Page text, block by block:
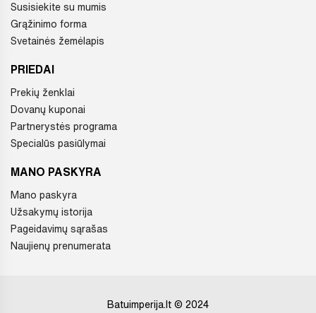
Susisiekite su mumis
Grąžinimo forma
Svetainės žemėlapis
PRIEDAI
Prekių ženklai
Dovanų kuponai
Partnerystės programa
Specialūs pasiūlymai
MANO PASKYRA
Mano paskyra
Užsakymų istorija
Pageidavimų sąrašas
Naujienų prenumerata
Batuimperija.lt © 2024